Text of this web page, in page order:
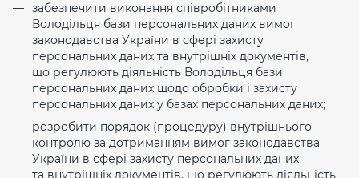
забезпечити виконання співробітниками
Володільця бази персональних даних вимог
законодавства України в сфері захисту
персональних даних та внутрішніх документів,
що регулюють діяльність Володільця бази
персональних даних щодо обробки і захисту
персональних даних у базах персональних даних;
розробити порядок (процедуру) внутрішнього
контролю за дотриманням вимог законодавства
України в сфері захисту персональних даних